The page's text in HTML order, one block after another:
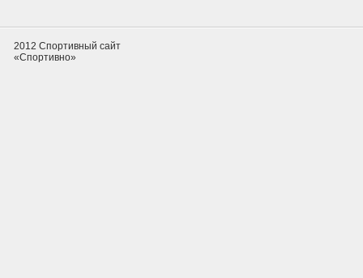
2012 Спортивный сайт
«Спортивно»